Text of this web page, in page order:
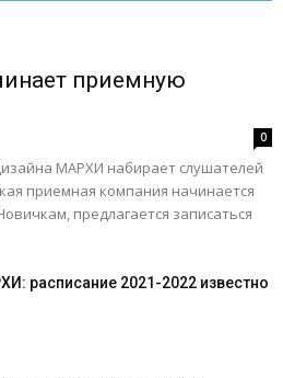
приемную
0
МАРХИ набирает слушателей
приемная компания начинается
предлагается записаться
расписание 2021-2022 известно